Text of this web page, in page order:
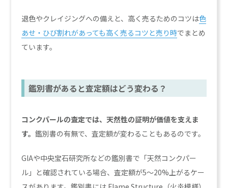
退色やクレイジングへの備えと、高く売るためのコツは色
あせ・ひび割れがあっても高く売るコツと売り時でまとめ
ています。
鑑別書があると査定額はどう変わる？
コンクパールの査定では、天然性の証明が価値を支えま
す。鑑別書の有無で、査定額が変わることもあるのです。
GIAや中央宝石研究所などの鑑別書で「天然コンクパー
ル」と確認されている場合、査定額が5〜20%上がるケー